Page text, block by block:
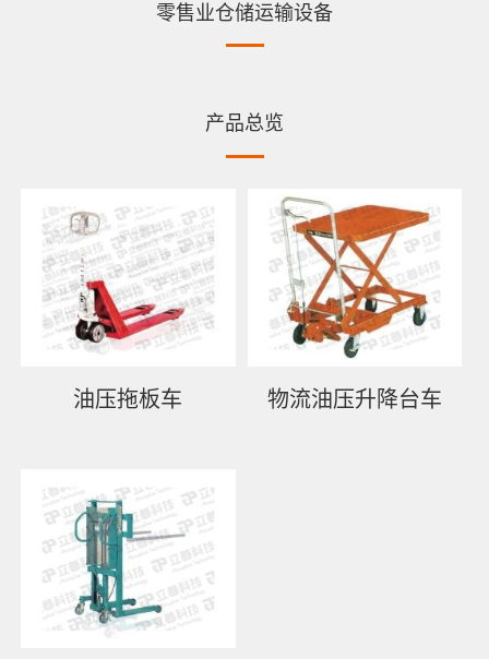
零售业仓储运输设备
产品总览
油压拖板车 物流油压升降台车